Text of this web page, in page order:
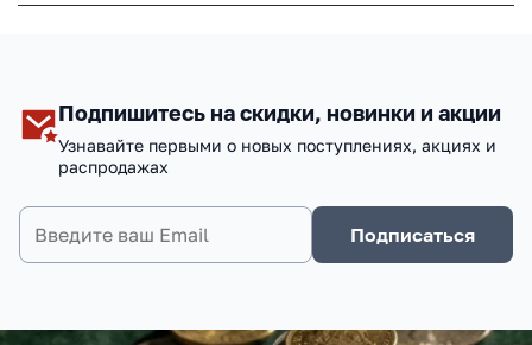
Подпишитесь на скидки, новинки и акции
Узнавайте первыми о новых поступлениях, акциях и
распродажах
Подписаться